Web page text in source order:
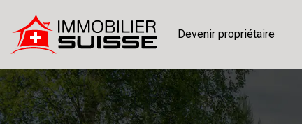
Devenir propriétaire